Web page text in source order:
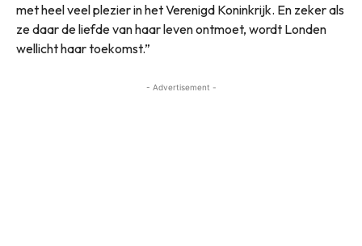
met heel veel plezier in het Verenigd Koninkrijk. En zeker als
ze daar de liefde van haar leven ontmoet, wordt Londen
wellicht haar toekomst.”
- Advertisement -